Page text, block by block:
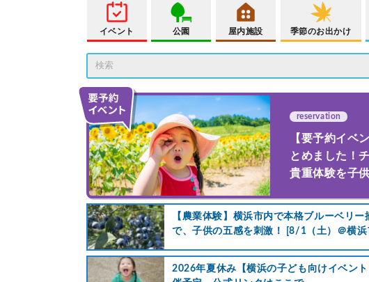
イベント 公園 屋内施設 季節のお出かけ
reservation
【要予約イベ
とめました！
貴重体験を子
【農業体験】横浜市内で本格ブルーベリ
で、子供の五感を刺激！ [8/1（土）＠横浜
2026年夏休み【横浜の子ども向けイベン